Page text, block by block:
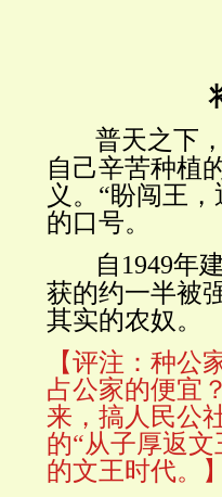
普天之下
自己辛苦种植
义。“盼闯王
的口号。
自 1949年
获的约一半被
其实的农奴。
【评注：种公
占公家的便宜
来，搞人民公
的“从子厚返文
的文王时代。】